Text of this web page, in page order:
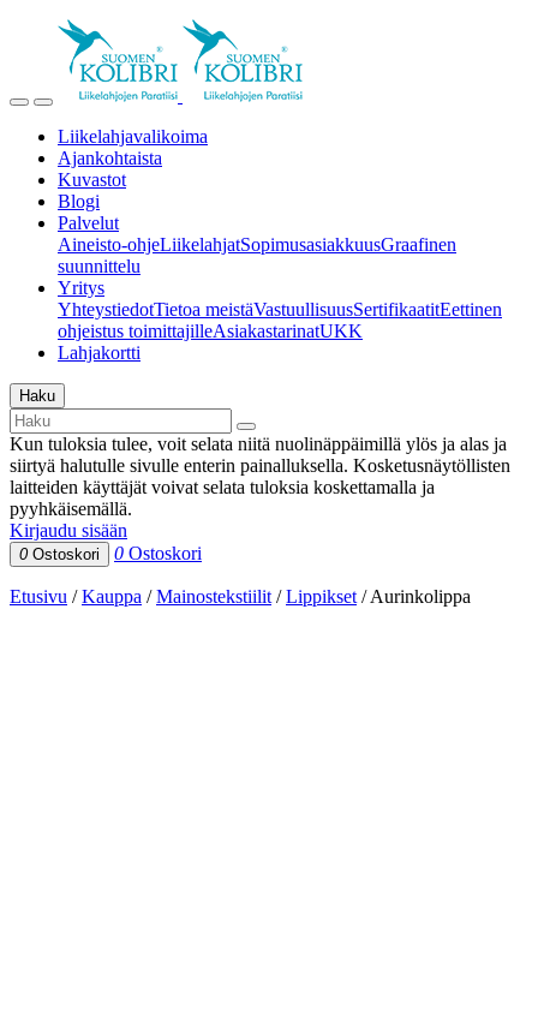
Liikelahjavalikoima
Ajankohtaista
Kuvastot
Blogi
Palvelut
Aineisto-ohjeLiikelahjatSopimusasiakkuusGraafinen
suunnittelu
Yritys
YhteystiedotTietoa meistäVastuullisuusSertifikaatitEettinen
ohjeistus toimittajilleAsiakastarinatUKK
Lahjakortti
Haku
Kun tuloksia tulee, voit selata niitä nuolinäppäimillä ylös ja alas ja
siirtyä halutulle sivulle enterin painalluksella. Kosketusnäytöllisten
laitteiden käyttäjät voivat selata tuloksia koskettamalla ja
pyyhkäisemällä.
Kirjaudu sisään
0 Ostoskori 0 Ostoskori
Etusivu /Kauppa /Mainostekstiilit /Lippikset /Aurinkolippa